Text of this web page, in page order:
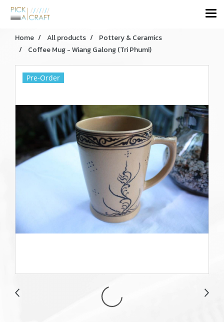
Home All products
Pottery & Ceramics
Coffee Mug - Wiang Galong (Tri Phumi)
Pre-Order